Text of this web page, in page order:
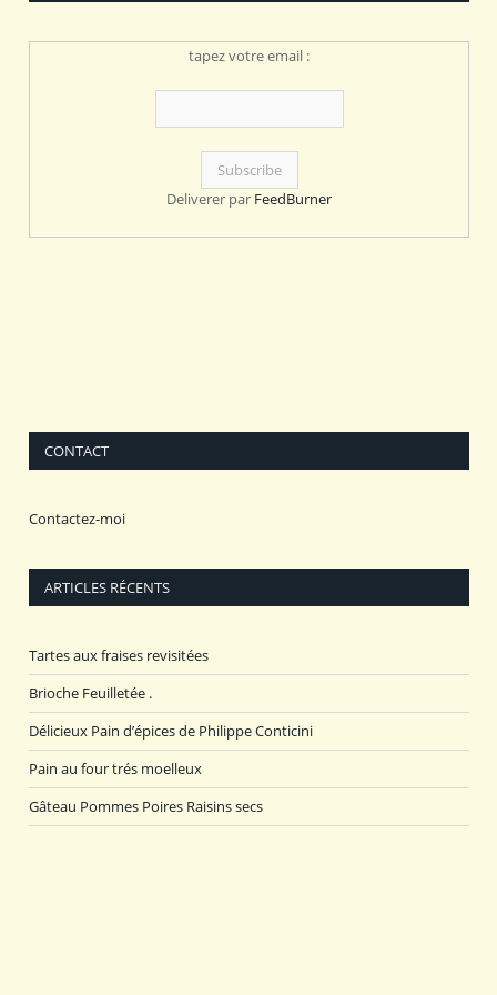
tapez votre email :
Deliverer par FeedBurner
CONTACT
Contactez-moi
ARTICLES RÉCENTS
Tartes aux fraises revisitées
Brioche Feuilletée .
Délicieux Pain d’épices de Philippe Conticini
Pain au four trés moelleux
Gâteau Pommes Poires Raisins secs